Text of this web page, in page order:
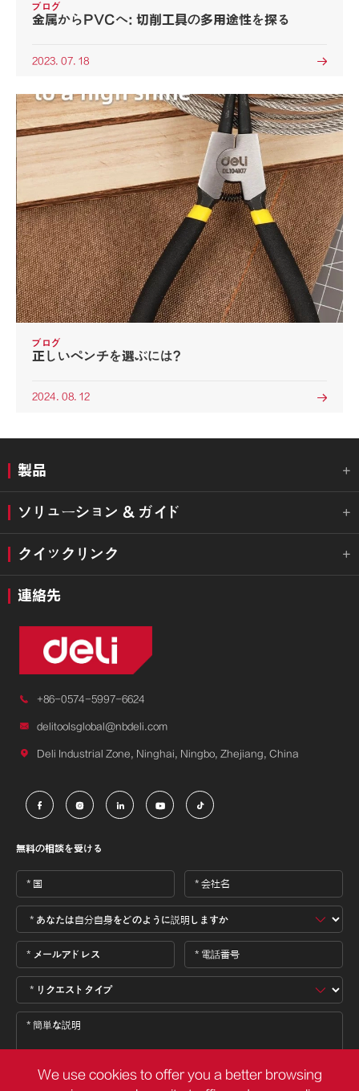
ブログ
金属からPVCへ: 切削工具の多用途性を探る
2023. 07. 18 
ブログ
正しいペンチを選ぶには?
2024. 08. 12 
製品 
ソリューション & ガイド 
クイックリンク 
連絡先
 +86-0574-5997-6624
 delitoolsglobal@nbdeli.com
 Deli Industrial Zone, Ninghai, Ningbo, Zhejiang, China
    
無料の相談を受ける
We use cookies to offer you a better browsing